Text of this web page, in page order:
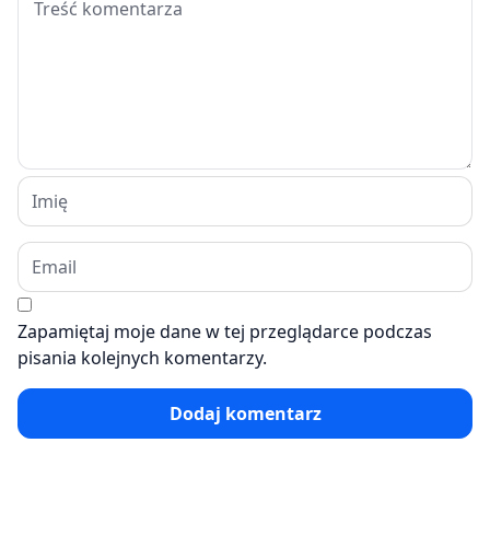
Zapamiętaj moje dane w tej przeglądarce podczas
pisania kolejnych komentarzy.
Dodaj komentarz